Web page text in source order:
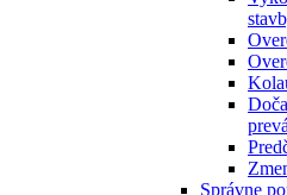
Správne